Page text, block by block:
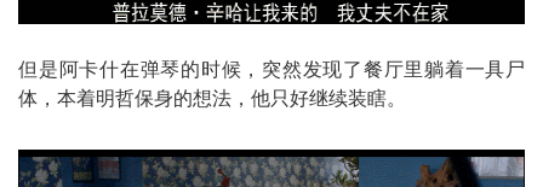
但是阿卡什在弹琴的时候，突然发现了餐厅里躺着一具尸
体，本着明哲保身的想法，他只好继续装瞎。